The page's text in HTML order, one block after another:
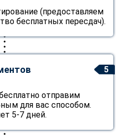
(предоставляем
бесплатных пересдач).
5
отправим
для вас способом.
5-7 дней.